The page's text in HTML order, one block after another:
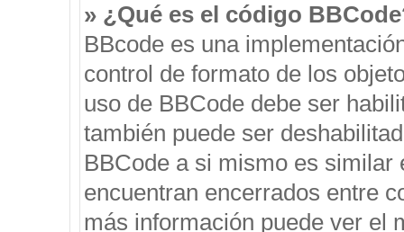
» ¿Qué es el código
BBcode es una
control de formato de los
uso de BBCode debe ser
también puede ser
BBCode a si mismo es
encuentran encerrados entre
más información puede ver el